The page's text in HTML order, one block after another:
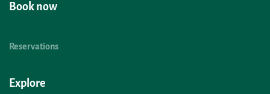
Book now
Reservations
Explore